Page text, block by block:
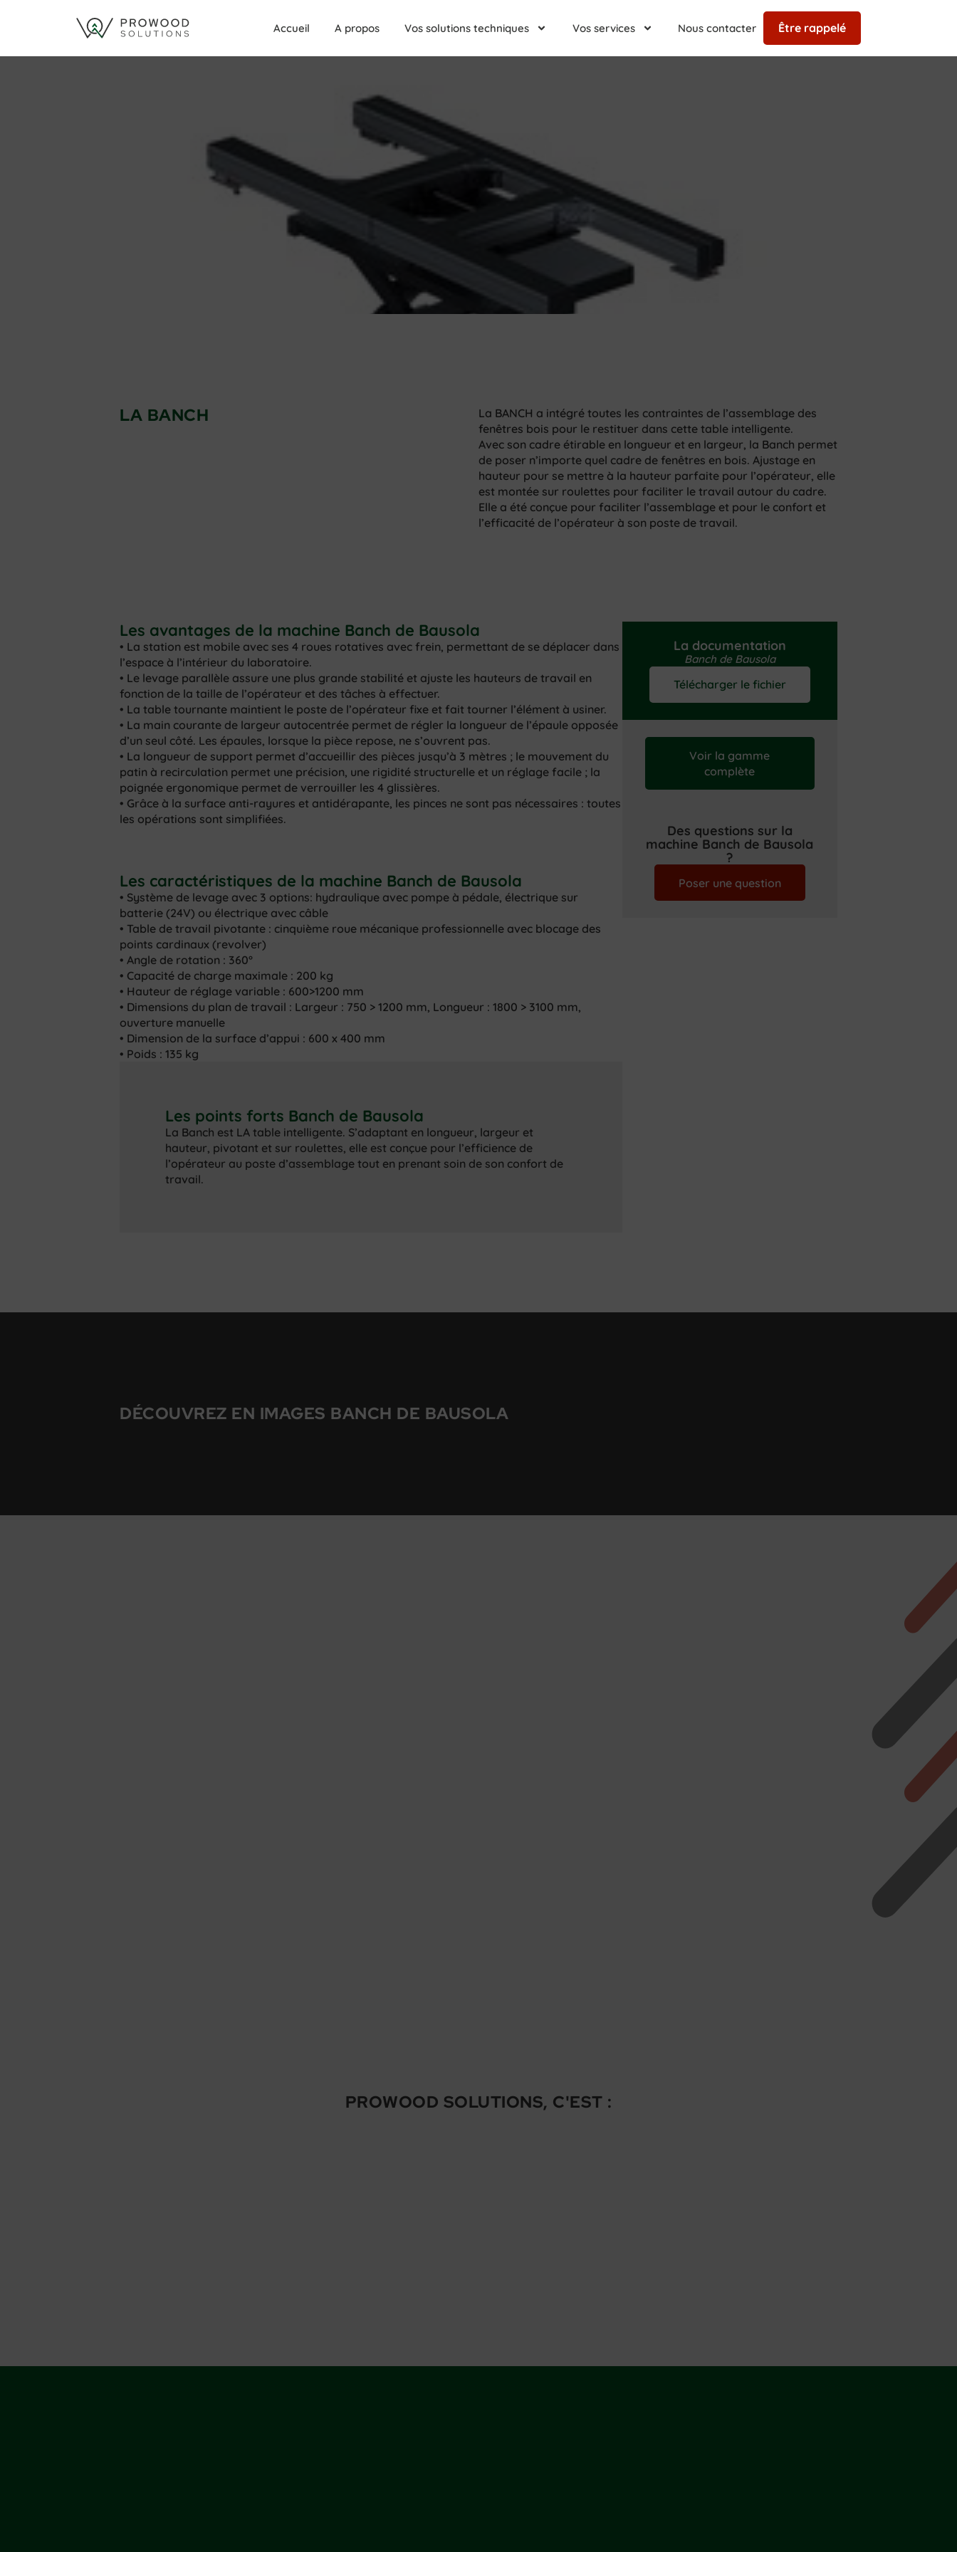
Accueil A propos Vos solutions techniques Vos services Nous contacter Être rappelé
LA BANCH
La BANCH a intégré toutes les contraintes de l’assemblage des
fenêtres bois pour le restituer dans cette table intelligente.
Avec son cadre étirable en longueur et en largeur, la Banch permet
de poser n’importe quel cadre de fenêtres en bois. Ajustage en
hauteur pour se mettre à la hauteur parfaite pour l’opérateur, elle
est montée sur roulettes pour faciliter le travail autour du cadre.
Elle a été conçue pour faciliter l’assemblage et pour le confort et
l’efficacité de l’opérateur à son poste de travail.
Les avantages de la machine Banch de Bausola
• La station est mobile avec ses 4 roues rotatives avec frein, permettant de se déplacer dans
l’espace à l’intérieur du laboratoire.
• Le levage parallèle assure une plus grande stabilité et ajuste les hauteurs de travail en
fonction de la taille de l’opérateur et des tâches à effectuer.
• La table tournante maintient le poste de l’opérateur fixe et fait tourner l’élément à usiner.
• La main courante de largeur autocentrée permet de régler la longueur de l’épaule opposée
d’un seul côté. Les épaules, lorsque la pièce repose, ne s’ouvrent pas.
• La longueur de support permet d’accueillir des pièces jusqu’à 3 mètres ; le mouvement du
patin à recirculation permet une précision, une rigidité structurelle et un réglage facile ; la
poignée ergonomique permet de verrouiller les 4 glissières.
• Grâce à la surface anti-rayures et antidérapante, les pinces ne sont pas nécessaires : toutes
les opérations sont simplifiées.
Les caractéristiques de la machine Banch de Bausola
• Système de levage avec 3 options: hydraulique avec pompe à pédale, électrique sur
batterie (24V) ou électrique avec câble
• Table de travail pivotante : cinquième roue mécanique professionnelle avec blocage des
points cardinaux (revolver)
• Angle de rotation : 360°
• Capacité de charge maximale : 200 kg
• Hauteur de réglage variable : 600>1200 mm
• Dimensions du plan de travail : Largeur : 750 > 1200 mm, Longueur : 1800 > 3100 mm,
ouverture manuelle
• Dimension de la surface d’appui : 600 x 400 mm
• Poids : 135 kg
Les points forts Banch de Bausola
La Banch est LA table intelligente. S’adaptant en longueur, largeur et
hauteur, pivotant et sur roulettes, elle est conçue pour l’efficience de
l’opérateur au poste d’assemblage tout en prenant soin de son confort de
travail.
La documentation
Banch de Bausola
Télécharger le fichier
Voir la gamme
complète
Des questions sur la
machine Banch de Bausola
?
Poser une question
DÉCOUVREZ EN IMAGES BANCH DE BAUSOLA
PROWOOD SOLUTIONS, C'EST :